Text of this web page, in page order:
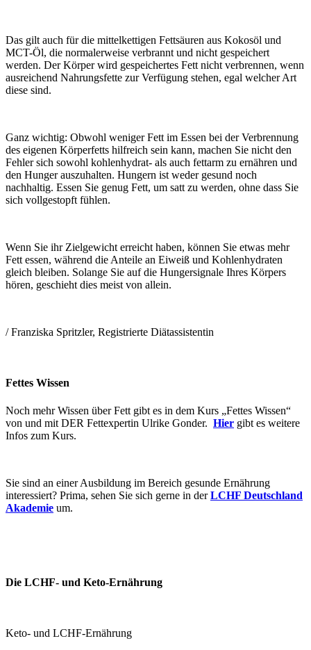
Das gilt auch für die mittelkettigen Fettsäuren aus Kokosöl und
MCT-Öl, die normalerweise verbrannt und nicht gespeichert
werden. Der Körper wird gespeichertes Fett nicht verbrennen, wenn
ausreichend Nahrungsfette zur Verfügung stehen, egal welcher Art
diese sind.
Ganz wichtig: Obwohl weniger Fett im Essen bei der Verbrennung
des eigenen Körperfetts hilfreich sein kann, machen Sie nicht den
Fehler sich sowohl kohlenhydrat- als auch fettarm zu ernähren und
den Hunger auszuhalten. Hungern ist weder gesund noch
nachhaltig. Essen Sie genug Fett, um satt zu werden, ohne dass Sie
sich vollgestopft fühlen.
Wenn Sie ihr Zielgewicht erreicht haben, können Sie etwas mehr
Fett essen, während die Anteile an Eiweiß und Kohlenhydraten
gleich bleiben. Solange Sie auf die Hungersignale Ihres Körpers
hören, geschieht dies meist von allein.
/ Franziska Spritzler, Registrierte Diätassistentin
Fettes Wissen
Noch mehr Wissen über Fett gibt es in dem Kurs „Fettes Wissen“
von und mit DER Fettexpertin Ulrike Gonder. Hier gibt es weitere
Infos zum Kurs.
Sie sind an einer Ausbildung im Bereich gesunde Ernährung
interessiert? Prima, sehen Sie sich gerne in derLCHF Deutschland
Akademie um.
Die LCHF- und Keto-Ernährung
Keto- und LCHF-Ernährung